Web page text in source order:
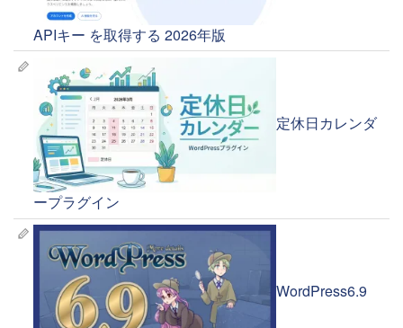
APIキー を取得する 2026年版
定休日カレンダ
ープラグイン
WordPress6.9